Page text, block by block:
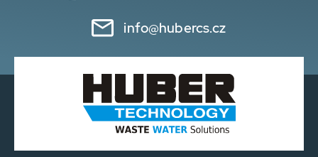
info@hubercs.cz